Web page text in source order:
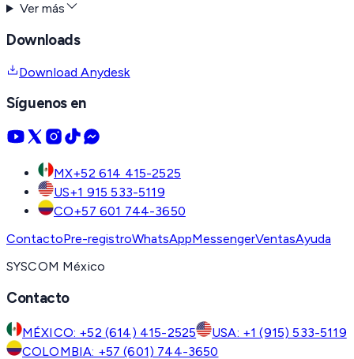
Ver más
Downloads
Download Anydesk
Síguenos en
MX+52 614 415-2525
US+1 915 533-5119
CO+57 601 744-3650
ContactoPre-registroWhatsAppMessengerVentasAyuda
SYSCOM México
Contacto
MÉXICO: +52 (614) 415-2525
USA: +1 (915) 533-5119
COLOMBIA: +57 (601) 744-3650